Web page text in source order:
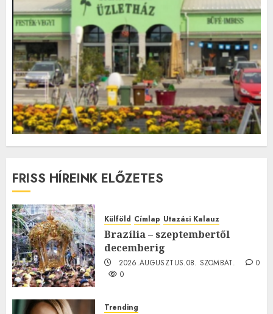
FRISS HÍREINK ELŐZETES
Külföld Címlap Utazási Kalauz
Brazília – szeptembertől
decemberig
2026.AUGUSZTUS.08. SZOMBAT.
0
0
Trending